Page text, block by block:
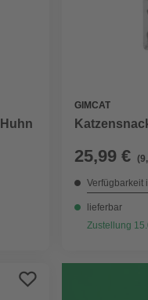
GIMCAT
25,99 €
Verfügbarkeit
lieferbar
Zustellung